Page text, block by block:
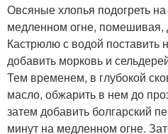
Овсяные хлопья подогреть
медленном огне, помешивая,
Кастрюлю с водой поставить
добавить морковь и
Тем временем, в глубокой
масло, обжарить в нем до
затем добавить болгарский
минут на медленном огне.